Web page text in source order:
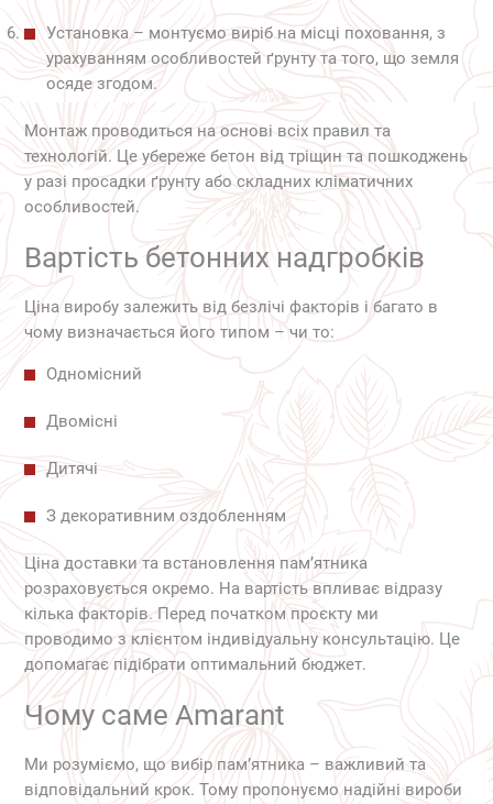
Установка – монтуємо виріб на місці поховання, з
урахуванням особливостей ґрунту та того, що земля
осяде згодом.
Монтаж проводиться на основі всіх правил та
технологій. Це убереже бетон від тріщин та пошкоджень
у разі просадки ґрунту або складних кліматичних
особливостей.
Вартість бетонних надгробків
Ціна виробу залежить від безлічі факторів і багато в
чому визначається його типом – чи то:
Одномісний
Двомісні
Дитячі
З декоративним оздобленням
Ціна доставки та встановлення пам’ятника
розраховується окремо. На вартість впливає відразу
кілька факторів. Перед початком проєкту ми
проводимо з клієнтом індивідуальну консультацію. Це
допомагає підібрати оптимальний бюджет.
Чому саме Amarant
Ми розуміємо, що вибір пам’ятника – важливий та
відповідальний крок. Тому пропонуємо надійні вироби